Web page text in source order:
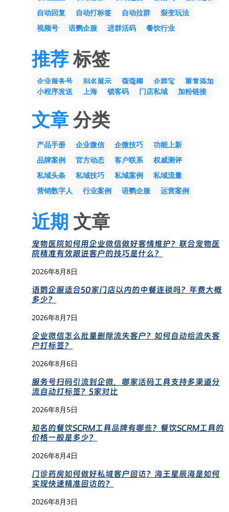
自动回复
自动打标签 自动拉群
裂变玩法
视频号
语鹦企服 进群活码 餐饮行业
推荐标签
企业服务号 别名展示 蔻蔻椰 企群宝
重复添加
小程序发送
上海 锁客码 门店私域 加粉链接
文章分类
产品手册 企业微信 企微技巧
功能上新
品牌案例
官方动态 客户联系
权威测评
私域头条
私域技巧 私域案例
私域流量
营销数字人
行业案例 语鹦企服 运营案例
近期 文章
宠物医院如何用企业微信做好客情维护？联合宠物医
院精准有效跟进客户的技巧是什么？
2026年8月8日
语鹦企服适合50家门店以内的中餐连锁吗？年费大概
多少？
2026年8月7日
企业微信怎么批量删除流失客户？如何自动给流失客
户打标签？
2026年8月6日
服务号扫码引流到企微，哪家活码工具支持多渠道分
流自动打标签？5家对比
2026年8月5日
知名的餐饮SCRM工具品牌有哪些？餐饮SCRM工具的
价格一般是多少？
2026年8月4日
门诊药房如何做好私域客户回访？海王星辰海是如何
实现快速精准回访的？
2026年8月3日